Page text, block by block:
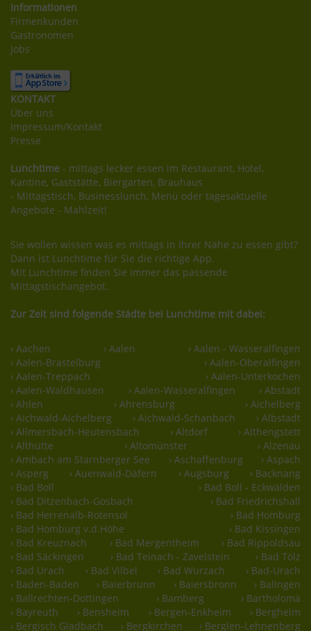
Informationen
Firmenkunden
Gastronomen
Jobs
KONTAKT
Über uns
Impressum/Kontakt
Presse
Lunchtime - mittags lecker essen im Restaurant, Hotel,
Kantine, Gaststätte, Biergarten, Brauhaus
- Mittagstisch, Businesslunch, Menü oder tagesaktuelle
Angebote - Mahlzeit!
Sie wollen wissen was es mittags in Ihrer Nähe zu essen gibt?
Dann ist Lunchtime für Sie die richtige App.
Mit Lunchtime finden Sie immer das passende
Mittagstischangebot.
Zur Zeit sind folgende Städte bei Lunchtime mit dabei:
› Aachen › Aalen
› Aalen - Wasseralfingen
› Aalen-Brastelburg
› Aalen-Oberalfingen
› Aalen-Treppach
› Aalen-Unterkochen
› Aalen-Waldhausen
› Aalen-Wasseralfingen
› Abstadt
› Ahlen
› Ahrensburg
› Aichelberg
› Aichwald-Aichelberg
› Aichwald-Schanbach
› Albstadt
› Allmersbach-Heutensbach
› Altdorf
› Althengstett
› Althütte
› Altomünster
› Alzenau
› Ambach am Starnberger See
› Aschaffenburg
› Aspach
› Asperg
› Auenwald-Däfern › Augsburg
› Backnang
› Bad Boll
› Bad Boll - Eckwälden
› Bad Ditzenbach-Gosbach
› Bad Friedrichshall
› Bad Herrenalb-Rotensol
› Bad Homburg
› Bad Homburg v.d.Höhe
› Bad Kissingen
› Bad Kreuznach
› Bad Mergentheim
› Bad Rippoldsau
› Bad Säckingen
› Bad Teinach - Zavelstein
› Bad Tölz
› Bad Urach
› Bad Vilbel › Bad Wurzach
› Bad-Urach
› Baden-Baden
› Baierbrunn › Baiersbronn
› Balingen
› Ballrechten-Dottingen
› Bamberg
› Bartholomä
› Bayreuth
› Bensheim › Bergen-Enkheim
› Bergheim
› Bergisch Gladbach
› Bergkirchen › Berglen-Lehnenberg